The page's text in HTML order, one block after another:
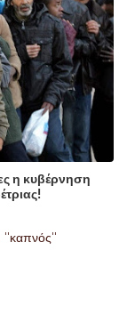
η κυβέρνηση